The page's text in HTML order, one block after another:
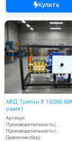
Купить
АВД Тритон B 15/200
раме)
Артикул
Производительность (л/мин)
Производительность (л/ч)
Давление (бар)